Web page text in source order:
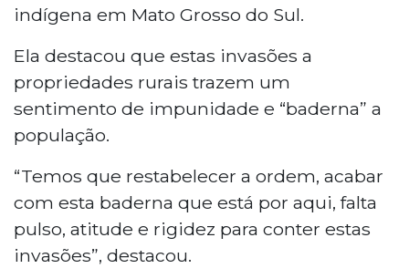
indígena em Mato Grosso do Sul.
Ela destacou que estas invasões a
propriedades rurais trazem um
sentimento de impunidade e “baderna” a
população.
“Temos que restabelecer a ordem, acabar
com esta baderna que está por aqui, falta
pulso, atitude e rigidez para conter estas
invasões”, destacou.